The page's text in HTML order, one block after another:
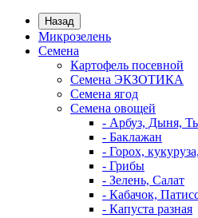
Назад
Микрозелень
Семена
Картофель посевной
Семена ЭКЗОТИКА
Семена ягод
Семена овощей
- Арбуз, Дыня,
- Баклажан
- Горох,
- Грибы
- Зелень, Салат
- Кабачок,
- Капуста разная